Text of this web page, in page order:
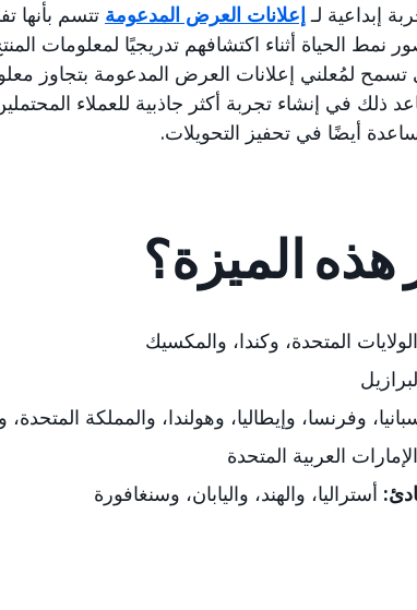
إبداعية لـ إعلانات العرض المدعومة تتسم بأنها
الحياة أثناء اكتشافهم تدريجيًا لمعلومات
لمُعلني إعلانات العرض المدعومة بتجاوز
ذلك في إنشاء تجربة أكثر جاذبية للعملاء
أيضًا في تحفيز التحويلات.
هذه الميزة؟
الولايات المتحدة، وكندا، والمكسيك
وفرنسا، وإيطاليا، وهولندا، والمملكة المتحدة،
الإمارات العربية المتحدة
أستراليا، والهند، واليابان، وسنغافورة